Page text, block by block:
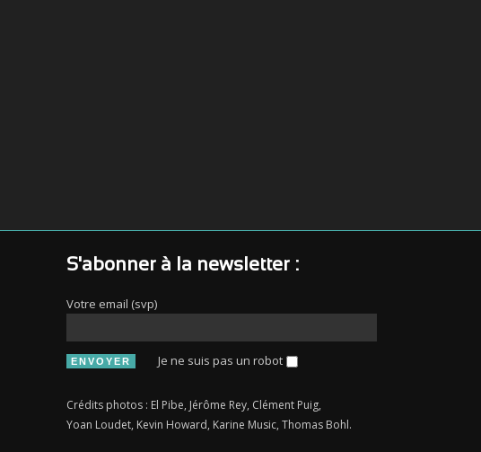
S'abonner à la newsletter :
Votre email (svp)
Je ne suis pas un robot
Crédits photos : El Pibe, Jérôme Rey, Clément Puig,
Yoan Loudet, Kevin Howard, Karine Music, Thomas Bohl.